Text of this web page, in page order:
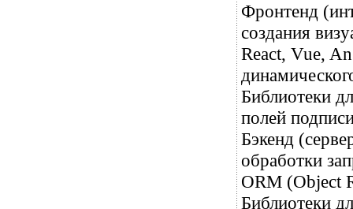
Фронтенд
создания
React, Vue,
Библиотеки
полей
Бэкенд
обработки
ORM (Object
Библиотеки